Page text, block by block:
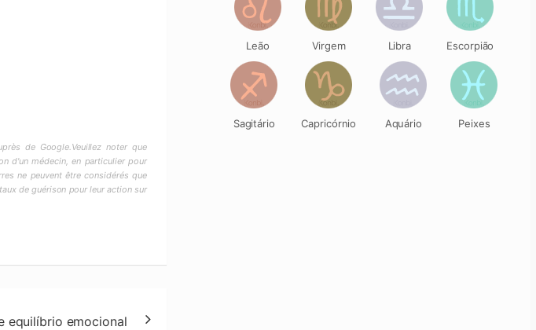
de Google.Veuillez noter que
d'un médecin, en particulier pour
ne peuvent être considérés que
de guérison pour leur action sur
equilíbrio emocional
Leão Virgem Libra Escorpião
Sagitário Capricórnio Aquário Peixes